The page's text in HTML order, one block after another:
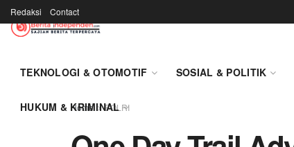
Redaksi Contact
TEKNOLOGI & OTOMOTIF SOSIAL & POLITIK
HUKUM & KRIMINAL
Home POLRI